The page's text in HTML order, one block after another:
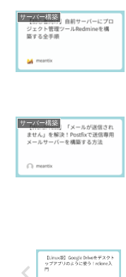
サーバー構築
サーバー構築